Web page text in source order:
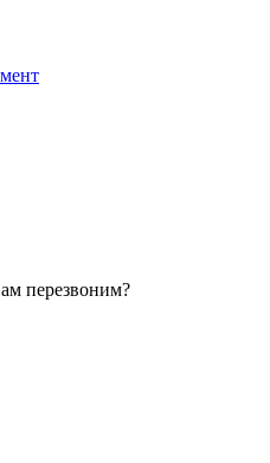
перезвоним?